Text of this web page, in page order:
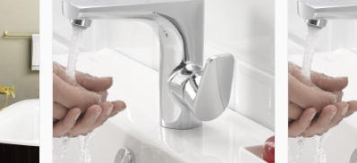
Посмотреть все товары
FIT